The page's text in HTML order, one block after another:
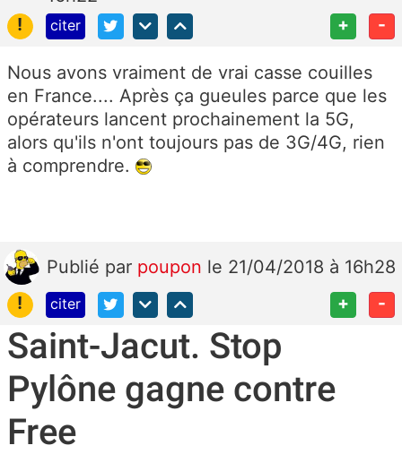
!
citer + -
Nous avons vraiment de vrai casse couilles
en France.... Après ça gueules parce que les
opérateurs lancent prochainement la 5G,
alors qu'ils n'ont toujours pas de 3G/4G, rien
à comprendre.
Publié par poupon le 21/04/2018 à 16h28
!
citer + -
Saint-Jacut. Stop
Pylône gagne contre
Free